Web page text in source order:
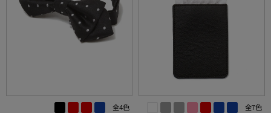
全4色 全7色